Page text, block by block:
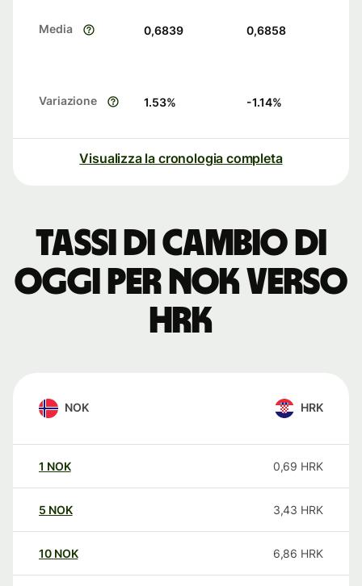
Media 0,6839 0,6858
Variazione 1.53% -1.14%
Visualizza la cronologia completa
Tassi di cambio di
oggi per NOK verso
HRK
NOK HRK
1 NOK 0,69 HRK
5 NOK 3,43 HRK
10 NOK 6,86 HRK